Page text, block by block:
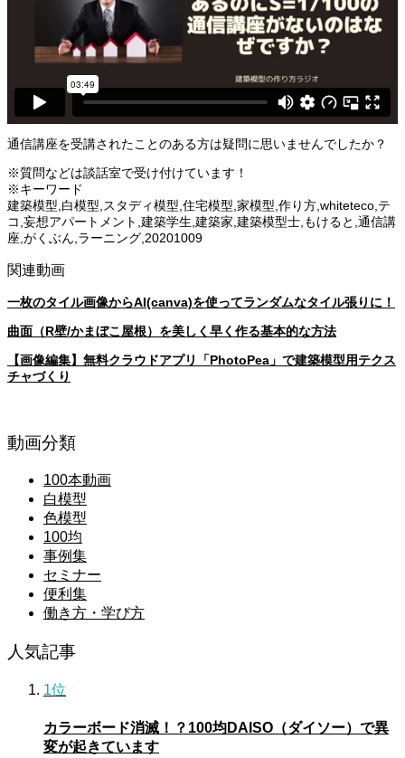
通信講座を受講されたことのある方は疑問に思いませんでしたか？
※質問などは談話室で受け付けています！
※キーワード
建築模型,白模型,スタディ模型,住宅模型,家模型,作り方,whiteteco,テ
コ,妄想アパートメント,建築学生,建築家,建築模型士,もけると,通信講
座,がくぶん,ラーニング,20201009
関連動画
一枚のタイル画像からAI(canva)を使ってランダムなタイル張りに！
曲面（R壁/かまぼこ屋根）を美しく早く作る基本的な方法
【画像編集】無料クラウドアプリ「PhotoPea」で建築模型用テクス
チャづくり
動画分類
100本動画
白模型
色模型
100均
事例集
セミナー
便利集
働き方・学び方
人気記事
1位
カラーボード消滅！？100均DAISO（ダイソー）で異
変が起きています